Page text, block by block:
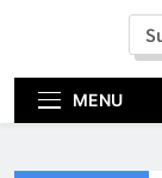
generation
Couture
MENU